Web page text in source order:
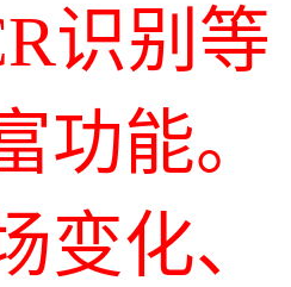
识别等
功能。
变化、